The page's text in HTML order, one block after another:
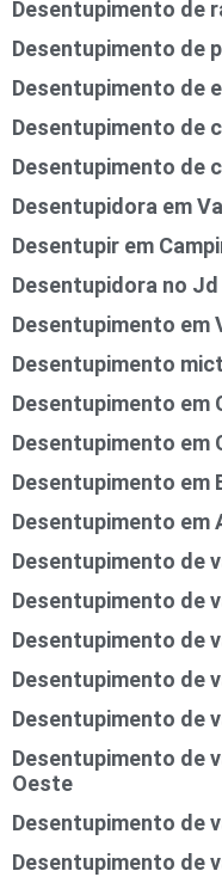
Desentupimento de
Desentupimento de
Desentupimento de
Desentupimento de
Desentupimento de
Desentupidora em
Desentupir em
Desentupidora no Jd
Desentupimento em
Desentupimento
Desentupimento em
Desentupimento em
Desentupimento em
Desentupimento em
Desentupimento de
Desentupimento de
Desentupimento de
Desentupimento de
Desentupimento de
Desentupimento de
Oeste
Desentupimento de
Desentupimento de